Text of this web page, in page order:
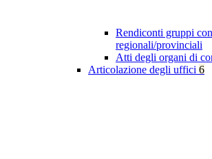
Rendiconti gruppi
regionali/provinciali
Atti degli organi di
Articolazione degli uffici 6